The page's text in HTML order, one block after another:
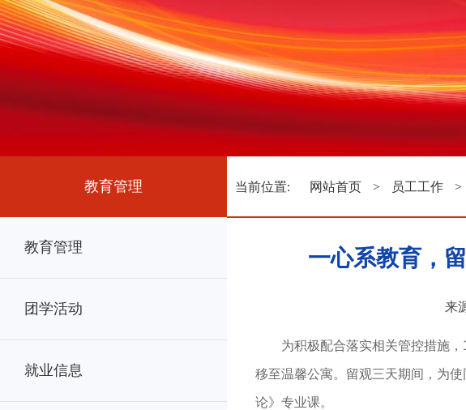
教育管理
教育管理
团学活动
就业信息
当前位置: 网站首页 > 员工工作 >
一心系教育，
来
为积极配合落实相关管控措施
移至温馨公寓。留观三天期间，为
论》专业课。